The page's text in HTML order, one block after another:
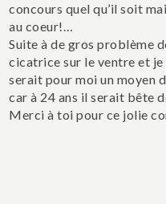
concours quel qu’il soit
au coeur!…
Suite à de gros problème
cicatrice sur le ventre et je
serait pour moi un moyen
car à 24 ans il serait bête
Merci à toi pour ce jolie